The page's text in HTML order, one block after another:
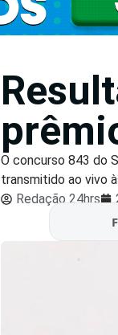
O concurso 843 do
transmitido ao vivo
Redação 24hrs